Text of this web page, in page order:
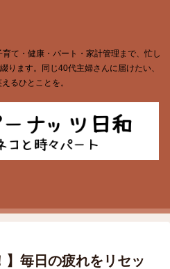
て・健康・パート・家計管理まで、忙し
ります。同じ40代主婦さんに届けたい、
るひとことを。
】毎日の疲れをリセッ